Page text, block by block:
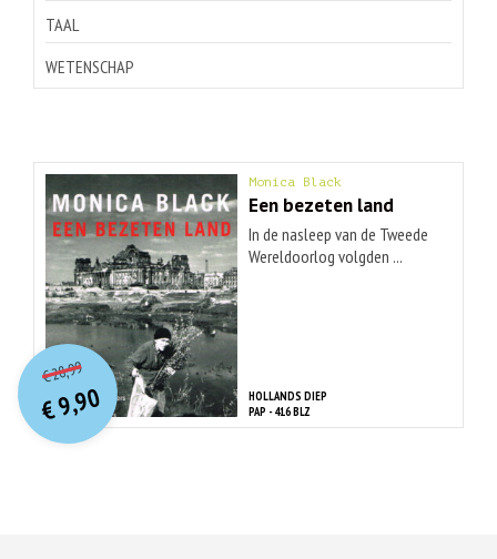
TAAL
WETENSCHAP
Monica Black
Een bezeten land
In de nasleep van de Tweede
Wereldoorlog volgden ...
HOLLANDS DIEP
PAP - 416 BLZ
€28,99O
orspr
onkelijke
prijs
was:
€ 28,99.
€9,90
Huidige
prijs
is:
€ 9,90.